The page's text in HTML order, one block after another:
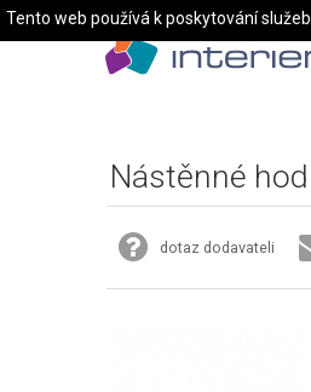
Nástěnné
dotaz dodavateli
Tento web používá k poskytování